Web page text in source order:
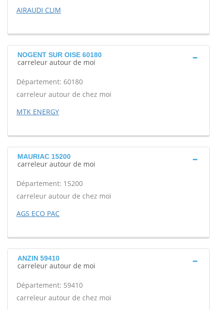
AIRAUDI CLIM
NOGENT SUR OISE 60180
carreleur autour de moi
Département: 60180
carreleur autour de chez moi
MTK ENERGY
MAURIAC 15200
carreleur autour de moi
Département: 15200
carreleur autour de chez moi
AGS ECO PAC
ANZIN 59410
carreleur autour de moi
Département: 59410
carreleur autour de chez moi